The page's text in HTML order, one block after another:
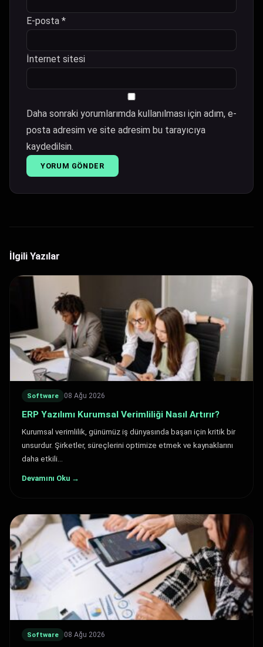
E-posta *
İnternet sitesi
Daha sonraki yorumlarımda kullanılması için adım, e-
posta adresim ve site adresim bu tarayıcıya
kaydedilsin.
İlgili Yazılar
Software 08 Ağu 2026
ERP Yazılımı Kurumsal Verimliliği Nasıl Artırır?
Kurumsal verimlilik, günümüz iş dünyasında başarı için kritik bir
unsurdur. Şirketler, süreçlerini optimize etmek ve kaynaklarını
daha etkili…
Devamını Oku →
Software 08 Ağu 2026